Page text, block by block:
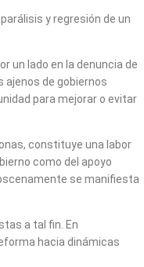
y regresión de un
un lado en la denuncia de
ajenos de gobiernos
para mejorar o evitar
constituye una labor
como del apoyo
se manifiesta
a tal fin. En
hacia dinámicas